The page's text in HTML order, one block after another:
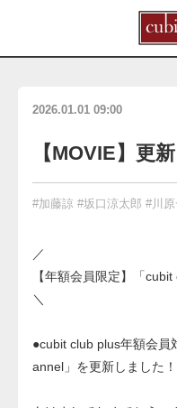
2026.01.01 09:00
【MOVIE】更
#加藤諒 #坂口涼太郎 #川
／
【年額会員限定】「
＼
●cubit club plus年額会員
annel」を更新しました！